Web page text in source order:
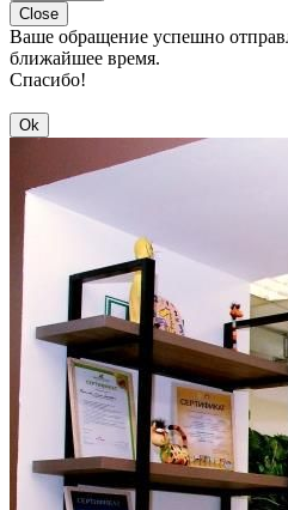
Close
Ваше обращение успешно
ближайшее время.
Спасибо!
Ok